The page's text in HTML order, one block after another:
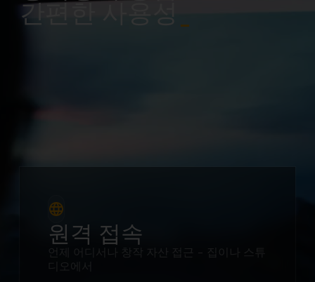
간편한 사용성
원격 접속
언제 어디서나 창작 자산 접근 - 집이나 스튜
디오에서